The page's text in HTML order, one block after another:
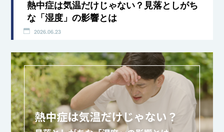
熱中症は気温だけじゃない？見落としがち
な「湿度」の影響とは
2026.06.23